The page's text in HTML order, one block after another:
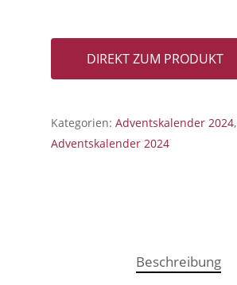
DIREKT ZUM PRODUKT
Kategorien: Adventskalender 2024,
Adventskalender 2024
Beschreibung